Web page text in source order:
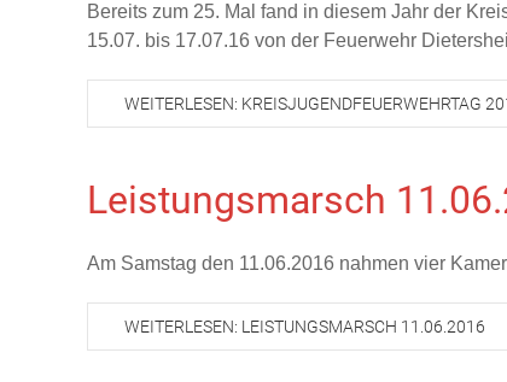
Bereits zum 25. Mal fand in diesem Jahr der
15.07. bis 17.07.16 von der Feuerwehr
WEITERLESEN: KREISJUGENDFEUERWEHRTAG
Leistungsmarsch
Am Samstag den 11.06.2016 nahmen vier
WEITERLESEN: LEISTUNGSMARSCH 11.06.2016